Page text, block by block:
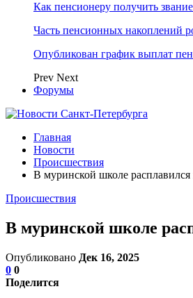
Как пенсионеру получить
Часть пенсионных накоплений
Опубликован график выплат
Prev Next
Форумы
Главная
Новости
Происшествия
В муринской школе
Происшествия
В муринской школе
Опубликовано Дек 16, 2025
0 0
Поделится